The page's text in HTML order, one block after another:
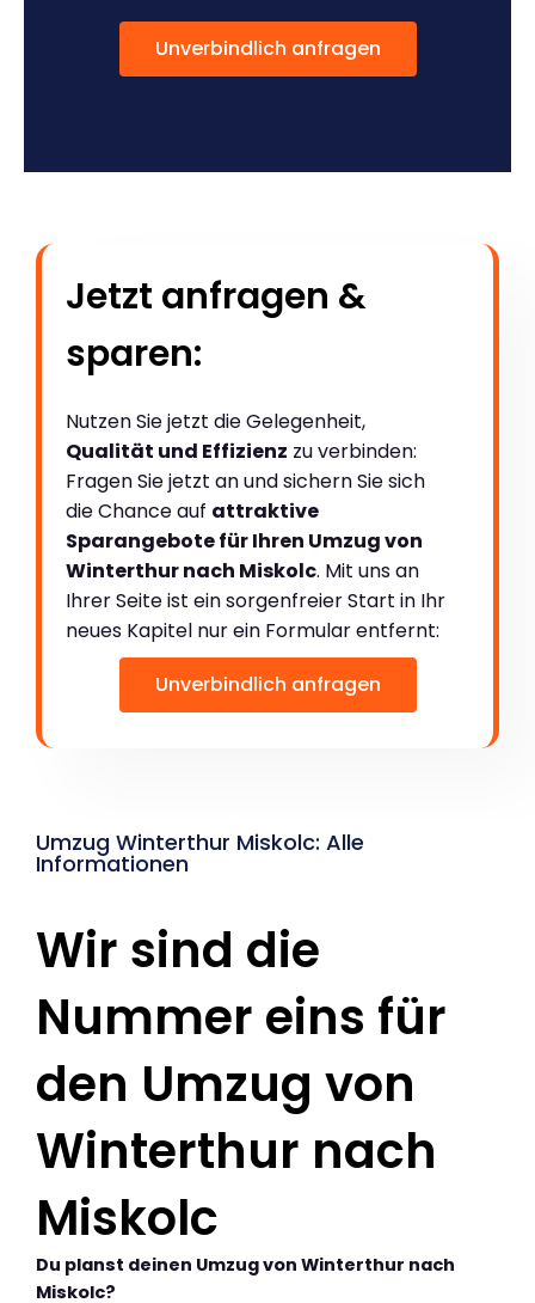
Unverbindlich anfragen
Jetzt anfragen &
sparen:
Nutzen Sie jetzt die Gelegenheit,
Qualität und Effizienz zu verbinden:
Fragen Sie jetzt an und sichern Sie sich
die Chance auf attraktive
Sparangebote für Ihren Umzug von
Winterthur nach Miskolc. Mit uns an
Ihrer Seite ist ein sorgenfreier Start in Ihr
neues Kapitel nur ein Formular entfernt:
Unverbindlich anfragen
Umzug Winterthur Miskolc: Alle
Informationen
Wir sind die
Nummer eins für
den Umzug von
Winterthur nach
Miskolc
Du planst deinen Umzug von Winterthur nach
Miskolc?